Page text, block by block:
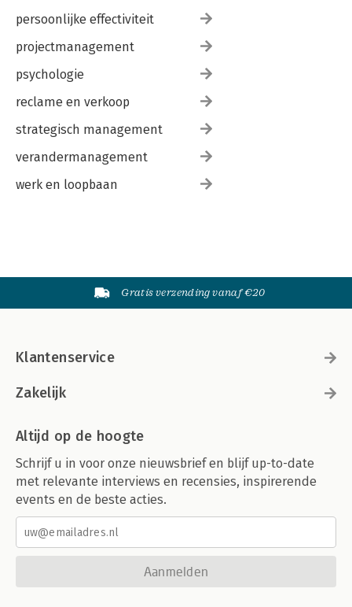
persoonlijke effectiviteit
projectmanagement
psychologie
reclame en verkoop
strategisch management
verandermanagement
werk en loopbaan
Gratis verzending vanaf €20
Klantenservice
Zakelijk
Altijd op de hoogte
Schrijf u in voor onze nieuwsbrief en blijf up-to-date
met relevante interviews en recensies, inspirerende
events en de beste acties.
Aanmelden